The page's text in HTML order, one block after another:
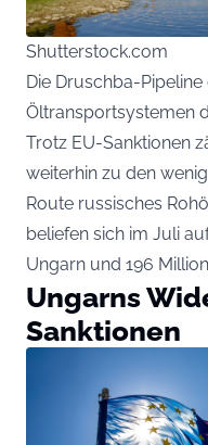
Shutterstock.com
Die Druschba-
Öltransportsystemen
Trotz EU-Sanktionen
weiterhin zu den
Route russisches
beliefen sich im Juli
Ungarn und 196
Ungarns
Sanktionen